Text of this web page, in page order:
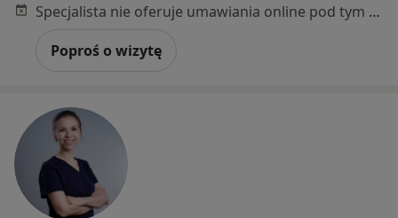
Specjalista nie oferuje umawiania online pod tym adresem.
Poproś o wizytę